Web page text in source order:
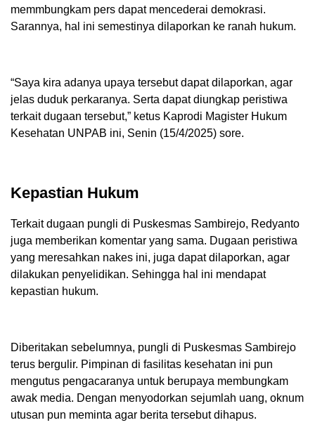
memmbungkam pers dapat mencederai demokrasi.
Sarannya, hal ini semestinya dilaporkan ke ranah hukum.
“Saya kira adanya upaya tersebut dapat dilaporkan, agar
jelas duduk perkaranya. Serta dapat diungkap peristiwa
terkait dugaan tersebut,” ketus Kaprodi Magister Hukum
Kesehatan UNPAB ini, Senin (15/4/2025) sore.
Kepastian Hukum
Terkait dugaan pungli di Puskesmas Sambirejo, Redyanto
juga memberikan komentar yang sama. Dugaan peristiwa
yang meresahkan nakes ini, juga dapat dilaporkan, agar
dilakukan penyelidikan. Sehingga hal ini mendapat
kepastian hukum.
Diberitakan sebelumnya, pungli di Puskesmas Sambirejo
terus bergulir. Pimpinan di fasilitas kesehatan ini pun
mengutus pengacaranya untuk berupaya membungkam
awak media. Dengan menyodorkan sejumlah uang, oknum
utusan pun meminta agar berita tersebut dihapus.